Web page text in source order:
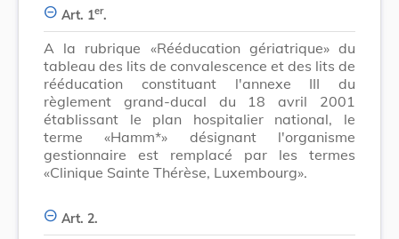
Art. 1er.
A la rubrique «Rééducation gériatrique» du
tableau des lits de convalescence et des lits de
rééducation constituant l'annexe III du
règlement grand-ducal du 18 avril 2001
établissant le plan hospitalier national, le
terme «Hamm*» désignant l'organisme
gestionnaire est remplacé par les termes
«Clinique Sainte Thérèse, Luxembourg».
Art. 2.